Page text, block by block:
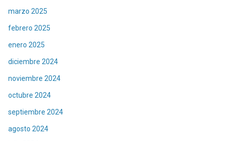
marzo 2025
febrero 2025
enero 2025
diciembre 2024
noviembre 2024
octubre 2024
septiembre 2024
agosto 2024